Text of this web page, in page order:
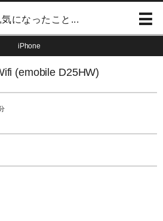
になったこと...
iPhone
(emobile D25HW)